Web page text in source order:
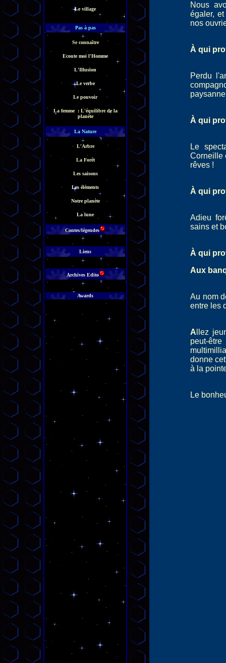
Le village
Pas à pas
Se connaître
Ecoute moi l'Homme
L'Illusion
Le verbe
Le pouvoir
La femme : L'équilibre de la
planète
La Nature
L'Arbre
La Forêt
Les saisons
Les éléments
Notre planète
La lune
Contes/légendes
Liens
Archives Edito
Awards
Nous
égaler,
nos
À qui
Perdu
À qui
Le
Corneille
rêves !
À qui
Adieu
sains et
À qui
Aux
Au nom
entre les
A llez
peut-
donne
à la
Le